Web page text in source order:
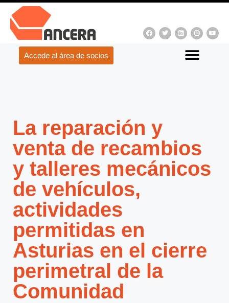
Accede al área de socios
La reparación y
venta de recambios
y talleres mecánicos
de vehículos,
actividades
permitidas en
Asturias en el cierre
perimetral de la
Comunidad